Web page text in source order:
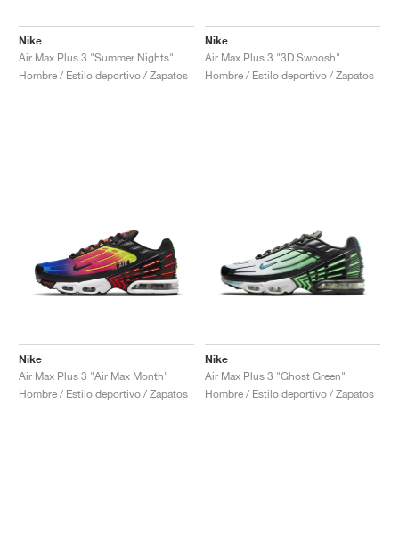
Nike
Air Max Plus 3 "Summer Nights"
Hombre / Estilo deportivo / Zapatos
Nike
Air Max Plus 3 "3D Swoosh"
Hombre / Estilo deportivo / Zapatos
Nike
Air Max Plus 3 "Air Max Month"
Hombre / Estilo deportivo / Zapatos
Nike
Air Max Plus 3 "Ghost Green"
Hombre / Estilo deportivo / Zapatos